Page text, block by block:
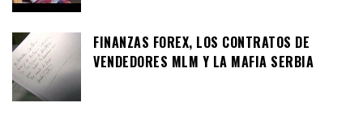
FINANZAS FOREX, LOS CONTRATOS DE
VENDEDORES MLM Y LA MAFIA SERBIA